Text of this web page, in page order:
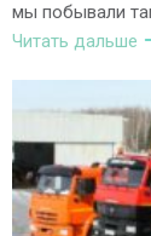
мы побывали
Читать дальше